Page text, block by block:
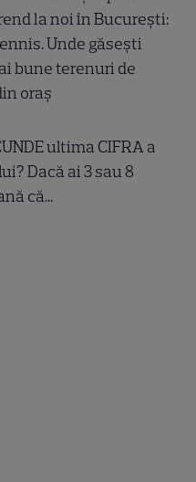
la noi în București:
Unde găsești
bune terenuri de
oraș
ultima CIFRA a
Dacă ai 3 sau 8
că...